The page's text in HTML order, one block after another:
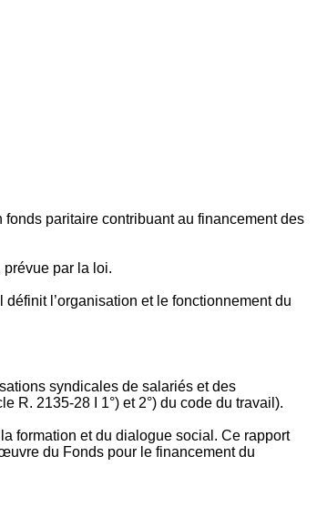
paritaire contribuant au financement des
par la loi.
l’organisation et le fonctionnement du
syndicales de salariés et des
2135‐28 I 1°) et 2°) du code du travail).
formation et du dialogue social. Ce rapport
du Fonds pour le financement du